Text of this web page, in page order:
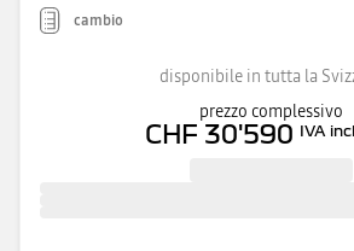
cambio
disponibile in tutta la
prezzo complessivo
CHF 30'590 IVA